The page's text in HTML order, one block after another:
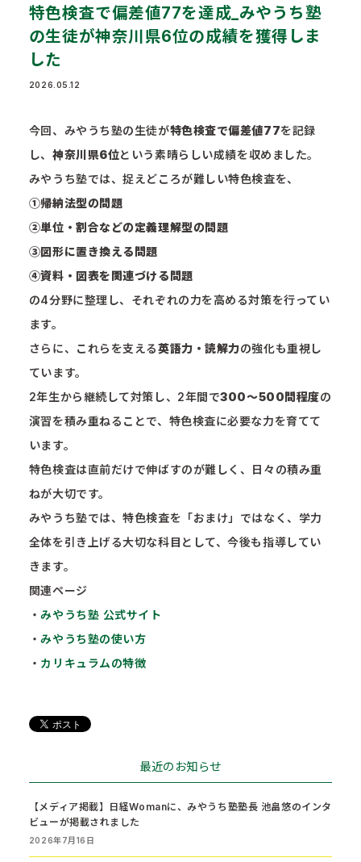
特色検査で偏差値77を達成_みやうち塾
の生徒が神奈川県6位の成績を獲得しま
した
2026.05.12
今回、みやうち塾の生徒が特色検査で偏差値77を記録
し、 神奈川県6位という素晴らしい成績を収めました。
みやうち塾では、捉えどころが難しい特色検査を、
①帰納法型の問題
②単位・割合などの定義理解型の問題
③図形に置き換える問題
④資料・図表を関連づける問題
の4分野に整理し、それぞれの力を高める対策を行ってい
ます。
さらに、これらを支える英語力・読解力の強化も重視し
ています。
2年生から継続して対策し、2年間で300〜500問程度の
演習を積み重ねることで、特色検査に必要な力を育てて
います。
特色検査は直前だけで伸ばすのが難しく、日々の積み重
ねが大切です。
みやうち塾では、特色検査を「おまけ」ではなく、学力
全体を引き上げる大切な科目として、今後も指導してい
きます。
関連ページ
・みやうち塾 公式サイト
・みやうち塾の使い方
・ カリキュラムの特徴
最近のお知らせ
【メディア掲載】日経Womanに、みやうち塾塾長 池畠悠のインタ
ビューが掲載されました
2026年7月16日